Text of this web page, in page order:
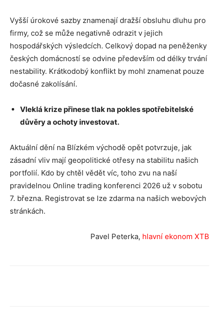
Vyšší úrokové sazby znamenají dražší obsluhu dluhu pro
firmy, což se může negativně odrazit v jejich
hospodářských výsledcích. Celkový dopad na peněženky
českých domácností se odvine především od délky trvání
nestability. Krátkodobý konflikt by mohl znamenat pouze
dočasné zakolísání.
Vleklá krize přinese tlak na pokles spotřebitelské
důvěry a ochoty investovat.
Aktuální dění na Blízkém východě opět potvrzuje, jak
zásadní vliv mají geopolitické otřesy na stabilitu našich
portfolií. Kdo by chtěl vědět víc, toho zvu na naší
pravidelnou Online trading konferenci 2026 už v sobotu
7. března. Registrovat se lze zdarma na našich webových
stránkách.
Pavel Peterka, hlavní ekonom XTB